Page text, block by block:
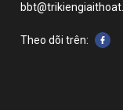
Theo dõi trên: